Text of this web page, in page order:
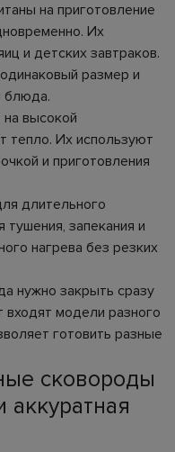
на приготовление
Их
и детских завтраков.
размер и
блюда.
высокой
тепло. Их используют
и приготовления
длительного
запекания и
нагрева без резких
нужно закрыть сразу
входят модели разного
готовить разные
сковороды
аккуратная